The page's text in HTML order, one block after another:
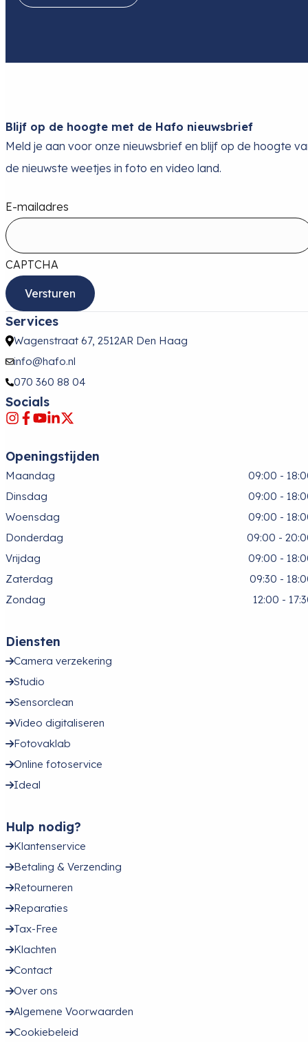
Blijf op de hoogte met de Hafo nieuwsbrief
Meld je aan voor onze nieuwsbrief en blijf op de hoogte
de nieuwste weetjes in foto en video land.
E-mailadres
CAPTCHA
Services
Wagenstraat 67, 2512AR Den Haag
info@hafo.nl
070 360 88 04
Socials
Openingstijden
Maandag
09:00 -
Dinsdag
09:00 -
Woensdag
09:00 -
Donderdag
09:00 -
Vrijdag
09:00 -
Zaterdag
09:30 -
Zondag
12:00 -
Diensten
Camera verzekering
Studio
Sensorclean
Video digitaliseren
Fotovaklab
Online fotoservice
Ideal
Hulp nodig?
Klantenservice
Betaling & Verzending
Retourneren
Reparaties
Tax-Free
Klachten
Contact
Over ons
Algemene Voorwaarden
Cookiebeleid